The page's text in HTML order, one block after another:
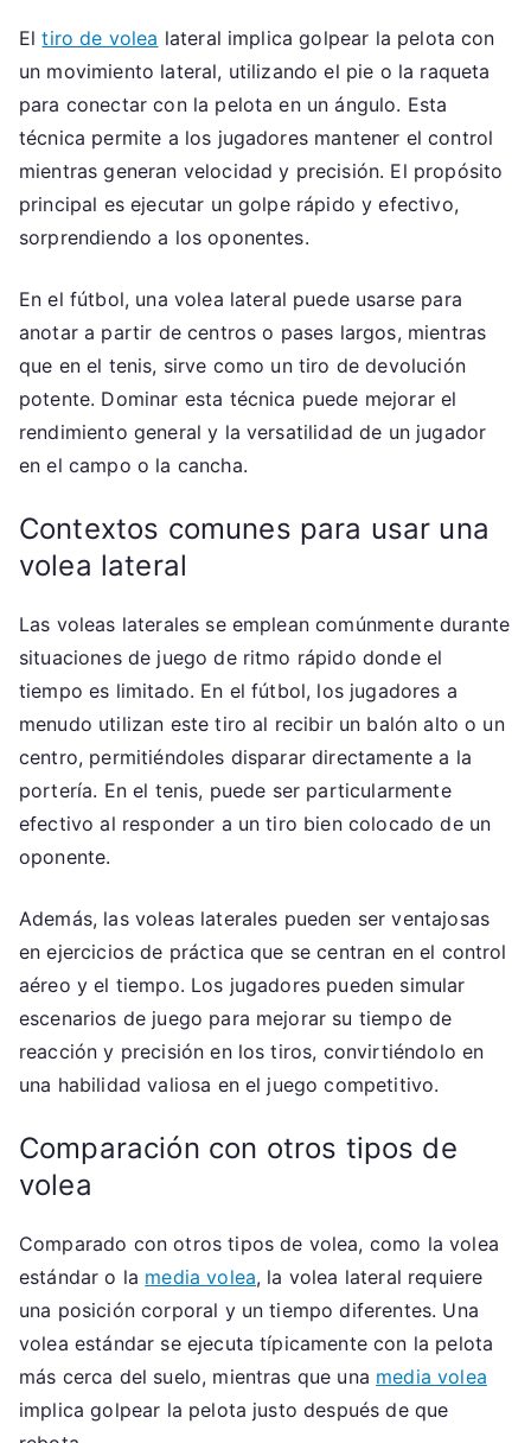
Eltiro de volea lateral implica golpear la pelota con
un movimiento lateral, utilizando el pie o la raqueta
para conectar con la pelota en un ángulo. Esta
técnica permite a los jugadores mantener el control
mientras generan velocidad y precisión. El propósito
principal es ejecutar un golpe rápido y efectivo,
sorprendiendo a los oponentes.
En el fútbol, una volea lateral puede usarse para
anotar a partir de centros o pases largos, mientras
que en el tenis, sirve como un tiro de devolución
potente. Dominar esta técnica puede mejorar el
rendimiento general y la versatilidad de un jugador
en el campo o la cancha.
Contextos comunes para usar una
volea lateral
Las voleas laterales se emplean comúnmente durante
situaciones de juego de ritmo rápido donde el
tiempo es limitado. En el fútbol, los jugadores a
menudo utilizan este tiro al recibir un balón alto o un
centro, permitiéndoles disparar directamente a la
portería. En el tenis, puede ser particularmente
efectivo al responder a un tiro bien colocado de un
oponente.
Además, las voleas laterales pueden ser ventajosas
en ejercicios de práctica que se centran en el control
aéreo y el tiempo. Los jugadores pueden simular
escenarios de juego para mejorar su tiempo de
reacción y precisión en los tiros, convirtiéndolo en
una habilidad valiosa en el juego competitivo.
Comparación con otros tipos de
volea
Comparado con otros tipos de volea, como la volea
estándar o la media volea, la volea lateral requiere
una posición corporal y un tiempo diferentes. Una
volea estándar se ejecuta típicamente con la pelota
más cerca del suelo, mientras que una media volea
implica golpear la pelota justo después de que